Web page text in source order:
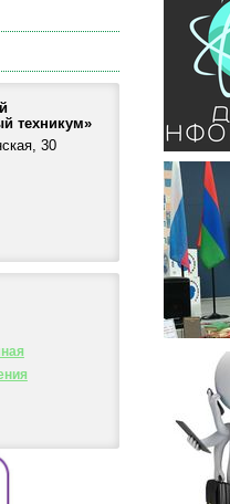
техникум»
30